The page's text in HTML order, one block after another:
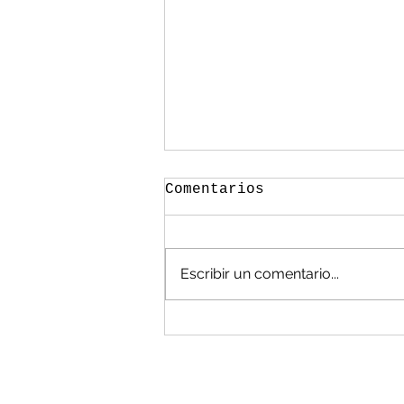
Comentarios
Escribir un comentario...